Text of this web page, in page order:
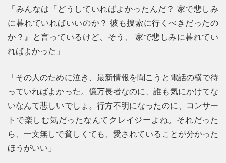
「みんなは『どうしていればよかったんだ？ 家で悲しみ
に暮れていればいいのか？ 彼も捜索に行くべきだったの
か？』と言っているけど、そう、 家で悲しみに暮れてい
ればよかった」
「その人のために泣き、最新情報を聞こうと電話の横で待
っていればよかった。億万長者なのに、誰も気にかけてな
いなんて悲しいでしょ。行方不明になったのに、コンサー
トで楽しむ気だったなんてクレイジーよね。それだった
ら、一文無しで貧しくても、愛されていることが分かった
ほうがいい」